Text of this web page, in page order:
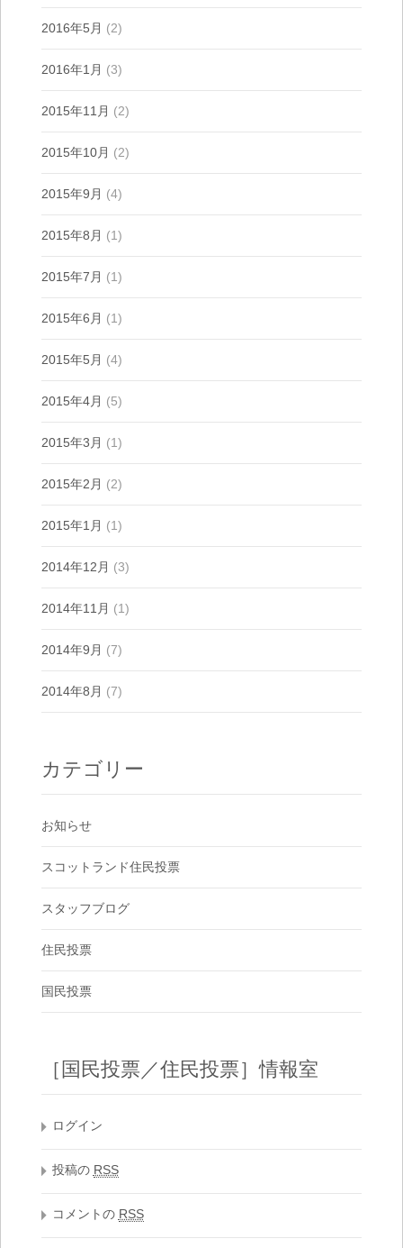
2016年5月 (2)
2016年1月 (3)
2015年11月 (2)
2015年10月 (2)
2015年9月 (4)
2015年8月 (1)
2015年7月 (1)
2015年6月 (1)
2015年5月 (4)
2015年4月 (5)
2015年3月 (1)
2015年2月 (2)
2015年1月 (1)
2014年12月 (3)
2014年11月 (1)
2014年9月 (7)
2014年8月 (7)
カテゴリー
お知らせ
スコットランド住民投票
スタッフブログ
住民投票
国民投票
［国民投票／住民投票］情報室
ログイン
投稿の RSS
コメントの RSS